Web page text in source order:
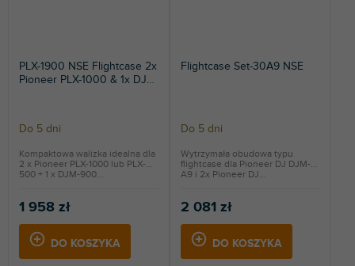
PLX-1900 NSE Flightcase 2x
Pioneer PLX-1000 & 1x DJM-
Do 5 dni
1 958 zł
DO KOSZYKA
Kompaktowa walizka idealna dla
2 x Pioneer PLX-1000 lub PLX-
500 + 1 x DJM-900...
Flightcase Set-30A9 NSE
Do 5 dni
2 081 zł
DO KOSZYKA
Wytrzymała obudowa typu
flightcase dla Pioneer DJ DJM-
A9 i 2x Pioneer DJ...